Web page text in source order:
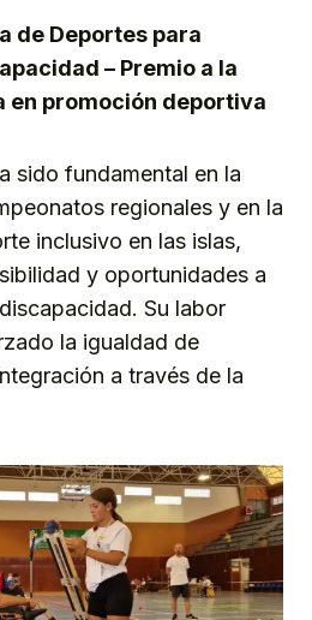
de Deportes para
– Premio a la
en promoción deportiva
sido fundamental en la
regionales y en la
inclusivo en las islas,
y oportunidades a
Su labor
la igualdad de
a través de la